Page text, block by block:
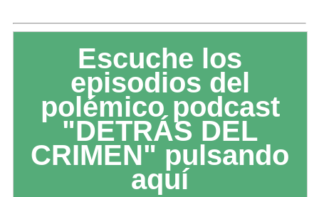
Escuche los
episodios del
polémico podcast
"DETRÁS DEL
CRIMEN" pulsando
aquí